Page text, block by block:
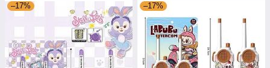
–17% –17%